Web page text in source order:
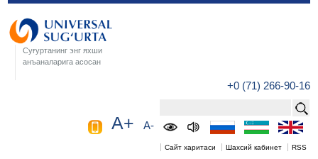
Суғуртанинг энг яхши
анъаналарига асосан
+0 (71) 266-90-16
A+ A-
Сайт харитаси Шахсий кабинет RSS